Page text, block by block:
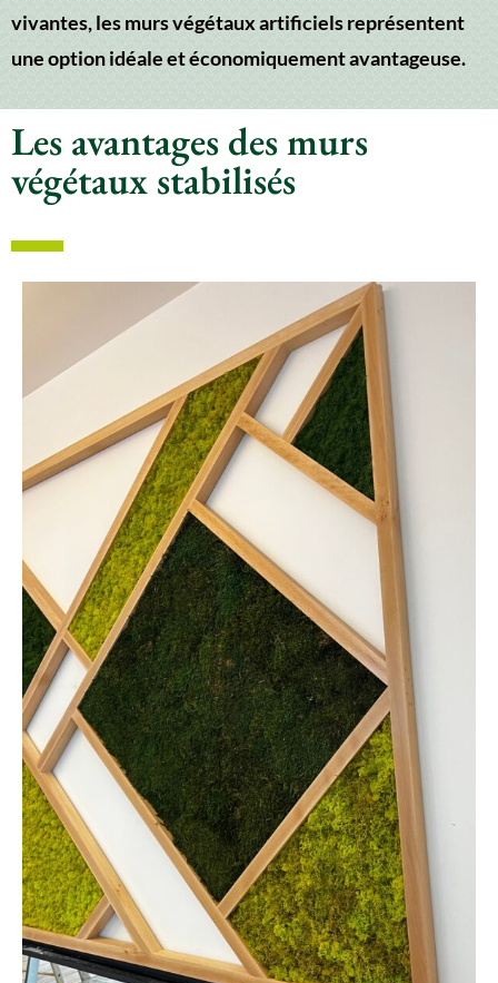
vivantes, les murs végétaux artificiels représentent
une option idéale et économiquement avantageuse.
Les avantages des murs
végétaux stabilisés